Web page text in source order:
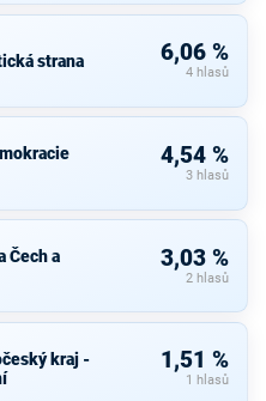
strana 6,06 %
4 hlasů
4,54 %
3 hlasů
Čech a
3,03 %
2 hlasů
kraj -
1,51 %
1 hlasů